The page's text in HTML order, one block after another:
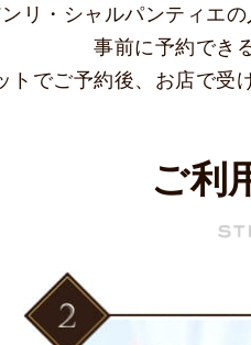
リ・シャルパンティエの
事前に予約でき
トでご予約後、 お店で受
ご利